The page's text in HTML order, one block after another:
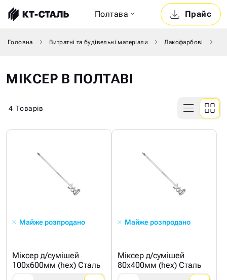
Прайс
Полтава
Головна Витратні та будівельні матеріали Лакофарбові
МІКСЕР В ПОЛТАВІ
4 Товарів
Майже розпродано
Міксер д/сумішей
100х600мм (hex) Сталь
Майже розпродано
Міксер д/сумішей
80х400мм (hex) Сталь